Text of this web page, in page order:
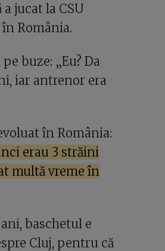
jucat la CSU
România.
buze: „Eu? Da
iar antrenor era
în România:
erau 3 străini
multă vreme în
baschetul e
Cluj, pentru că